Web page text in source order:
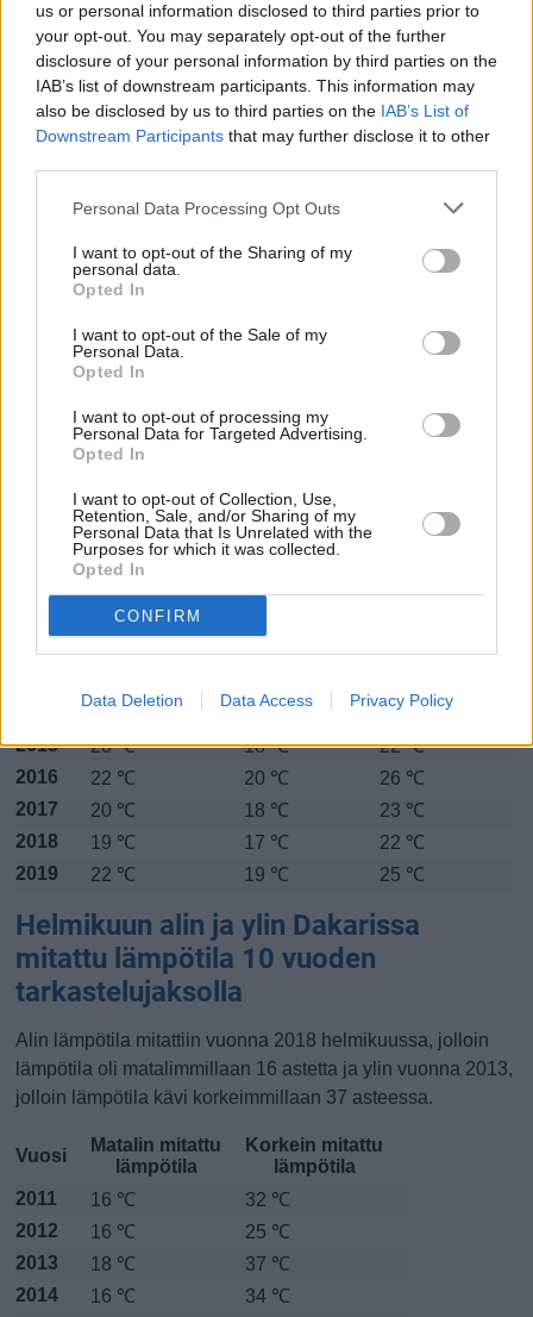
us or personal information disclosed to third parties prior to
your opt-out. You may separately opt-out of the further
disclosure of your personal information by third parties on the
IAB’s list of downstream participants. This information may
also be disclosed by us to third parties on the IAB’s List of
Downstream Participants that may further disclose it to other
Personal Data Processing Opt Outs
I want to opt-out of the Sharing of my
personal data.
Opted In
I want to opt-out of the Sale of my
Personal Data.
Opted In
I want to opt-out of processing my
Personal Data for Targeted Advertising.
Opted In
I want to opt-out of Collection, Use,
Retention, Sale, and/or Sharing of my
Personal Data that Is Unrelated with the
Purposes for which it was collected.
Opted In
CONFIRM
Data Deletion Data Access Privacy Policy
helmikuussa lämpötila käväisi alimmillaan 16 asteessa ja
toisaalta vuonna 2013 helmikuussa hätyyteltiin eräänä
poikkeuksellisen lämpimänä päivänä 37 asteen lukemia.
Entä muut kuukaudet? Miten lämmintä
Tammikuussa Helmikuussa Maaliskuussa
Huhtikuussa Toukokuussa Kesäkuussa
Heinäkuussa
Lokakuussa Marraskuussa Joulukuussa
Helmikuun keskilämpötila Dakarissa
10 vuoden tarkastelujaksolla
Mikä on Dakarin tavanomainen lämpötila helmikuussa.
Vuorokauden
keskilämpötila
Alin
Ylin
21 ℃
20 ℃ 18 ℃
22 ℃
24 ℃
2015
20 ℃ 18 ℃
22 ℃
2016
22 ℃ 20 ℃
26 ℃
2017
20 ℃ 18 ℃
23 ℃
2018
19 ℃ 17 ℃
22 ℃
2019
22 ℃ 19 ℃ 25 ℃
Helmikuun alin ja ylin Dakarissa
mitattu lämpötila 10 vuoden
tarkastelujaksolla
Alin lämpötila mitattiin vuonna 2018 helmikuussa, jolloin
lämpötila oli matalimmillaan 16 astetta ja ylin vuonna 2013,
jolloin lämpötila kävi korkeimmillaan 37 asteessa.
Vuosi
Matalin mitattu
lämpötila
Korkein mitattu
lämpötila
2011
16 ℃
32 ℃
2012
16 ℃
25 ℃
2013
18 ℃
37 ℃
2014
16 ℃ 34 ℃